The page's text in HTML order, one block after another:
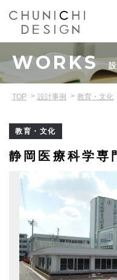
WORKS
TOP 設計事例 教育・文化
教育・文化
静岡医療科学